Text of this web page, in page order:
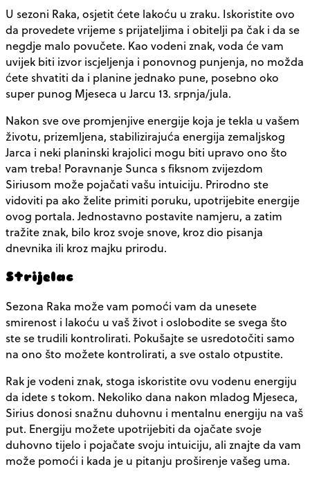
U sezoni Raka, osjetit ćete lakoću u zraku. Iskoristite ovo
da provedete vrijeme s prijateljima i obitelji pa čak i da se
negdje malo povučete. Kao vodeni znak, voda će vam
uvijek biti izvor iscjeljenja i ponovnog punjenja, no možda
ćete shvatiti da i planine jednako pune, posebno oko
super punog Mjeseca u Jarcu 13. srpnja/jula.
Nakon sve ove promjenjive energije koja je tekla u vašem
životu, prizemljena, stabilizirajuća energija zemaljskog
Jarca i neki planinski krajolici mogu biti upravo ono što
vam treba! Poravnanje Sunca s fiksnom zvijezdom
Siriusom može pojačati vašu intuiciju. Prirodno ste
vidoviti pa ako želite primiti poruku, upotrijebite energije
ovog portala. Jednostavno postavite namjeru, a zatim
tražite znak, bilo kroz svoje snove, kroz dio pisanja
dnevnika ili kroz majku prirodu.
Strijelac
Sezona Raka može vam pomoći vam da unesete
smirenost i lakoću u vaš život i oslobodite se svega što
ste se trudili kontrolirati. Pokušajte se usredotočiti samo
na ono što možete kontrolirati, a sve ostalo otpustite.
Rak je vodeni znak, stoga iskoristite ovu vodenu energiju
da idete s tokom. Nekoliko dana nakon mladog Mjeseca,
Sirius donosi snažnu duhovnu i mentalnu energiju na vaš
put. Energiju možete upotrijebiti da ojačate svoje
duhovno tijelo i pojačate svoju intuiciju, ali znajte da vam
može pomoći i kada je u pitanju proširenje vašeg uma.